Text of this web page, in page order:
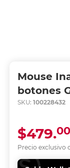
Mouse
botones
SKU: 100228432
Precio exclusivo
$479.00